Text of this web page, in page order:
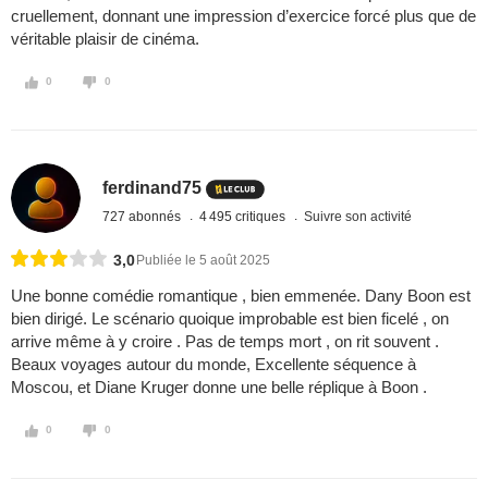
cruellement, donnant une impression d’exercice forcé plus que de
véritable plaisir de cinéma.
0 0
ferdinand75
727 abonnés 4 495 critiques Suivre son activité
3,0 Publiée le 5 août 2025
Une bonne comédie romantique , bien emmenée. Dany Boon est
bien dirigé. Le scénario quoique improbable est bien ficelé , on
arrive même à y croire . Pas de temps mort , on rit souvent .
Beaux voyages autour du monde, Excellente séquence à
Moscou, et Diane Kruger donne une belle réplique à Boon .
0 0